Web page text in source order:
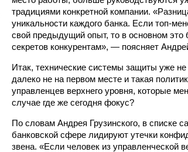
традициями конкретной компании.
уникальности каждого банка. Если топ-
свой предыдущий опыт, то в основном
секретов конкурентам», — поясняет
Итак, технические системы защиты уже
далеко не на первом месте и такая
управленцев верхнего уровня, которые
случае где же сегодня фокус?
По словам Андрея Грузинского, в списке
банковской сфере лидируют утечки
звена. «Если человек из управленческой